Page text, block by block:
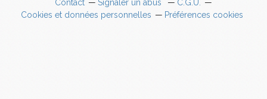
Contact
Signaler un abus
C.G.U.
Cookies et données personnelles
Préférences cookies